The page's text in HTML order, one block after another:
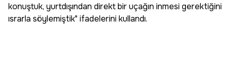
konuştuk, yurtdışından direkt bir uçağın inmesi gerektiğini
ısrarla söylemiştik" ifadelerini kullandı.